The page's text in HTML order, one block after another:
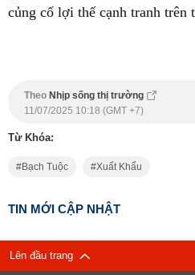
củng cố lợi thế cạnh tranh trên
Theo Nhịp sống thị trường
11/07/2025 10:18 (GMT +7)
Từ Khóa:
Bạch Tuộc Xuất Khẩu
TIN MỚI CẬP NHẬT
Lên đầu trang